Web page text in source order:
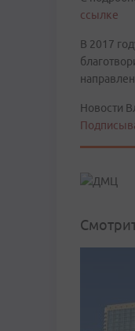
ссылке
В 2017
Новости